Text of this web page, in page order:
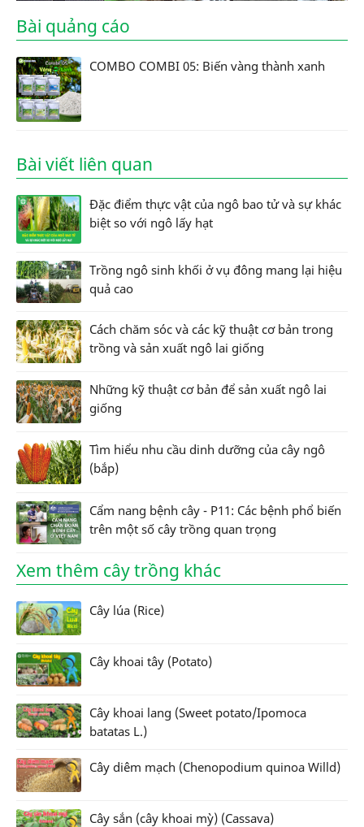
Bài quảng cáo
COMBO COMBI 05: Biến vàng thành xanh
Bài viết liên quan
Đặc điểm thực vật của ngô bao tử và sự khác
biệt so với ngô lấy hạt
Trồng ngô sinh khối ở vụ đông mang lại hiệu
quả cao
Cách chăm sóc và các kỹ thuật cơ bản trong
trồng và sản xuất ngô lai giống
Những kỹ thuật cơ bản để sản xuất ngô lai
giống
Tìm hiểu nhu cầu dinh dưỡng của cây ngô
(bắp)
Cẩm nang bệnh cây - P11: Các bệnh phổ biến
trên một số cây trồng quan trọng
Xem thêm cây trồng khác
Cây lúa (Rice)
Cây khoai tây (Potato)
Cây khoai lang (Sweet potato/Ipomoca
batatas L.)
Cây diêm mạch (Chenopodium quinoa Willd)
Cây sắn (cây khoai mỳ) (Cassava)